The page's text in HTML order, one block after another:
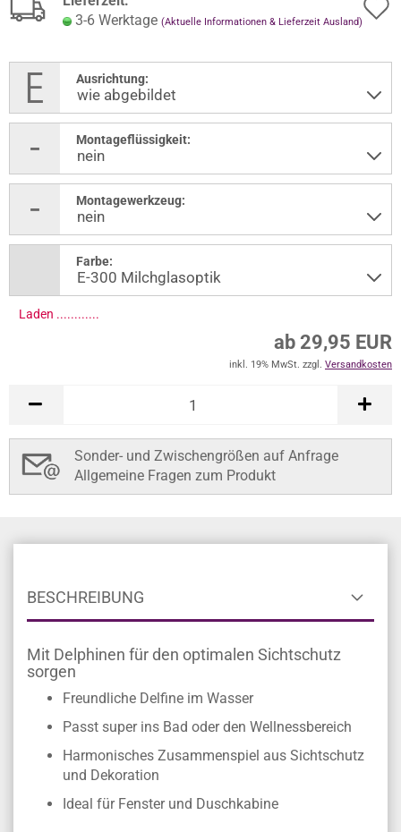
3-6 Werktage (Aktuelle Informationen & Lieferzeit Ausland)
Ausrichtung:
Montageflüssigkeit:
Montagewerkzeug:
Farbe:
Laden .............
ab 29,95 EUR
inkl. 19% MwSt. zzgl. Versandkosten
Sonder- und Zwischengrößen auf Anfrage
Allgemeine Fragen zum Produkt
BESCHREIBUNG
Mit Delphinen für den optimalen Sichtschutz
sorgen
Freundliche Delfine im Wasser
Passt super ins Bad oder den Wellnessbereich
Harmonisches Zusammenspiel aus Sichtschutz
und Dekoration
Ideal für Fenster und Duschkabine